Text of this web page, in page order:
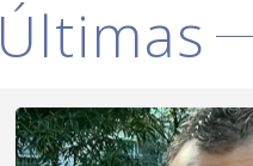
Últimas